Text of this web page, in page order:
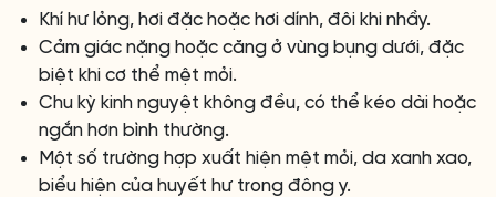
Khí hư lỏng, hơi đặc hoặc hơi dính, đôi khi nhầy.
Cảm giác nặng hoặc căng ở vùng bụng dưới, đặc
biệt khi cơ thể mệt mỏi.
Chu kỳ kinh nguyệt không đều, có thể kéo dài hoặc
ngắn hơn bình thường.
Một số trường hợp xuất hiện mệt mỏi, da xanh xao,
biểu hiện của huyết hư trong đông y.